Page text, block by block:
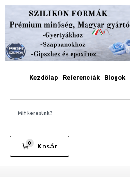
Kezdőlap Referenciák Blogok
0 Kosár